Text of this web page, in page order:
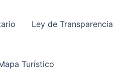
Ley de Transparencia
Turístico